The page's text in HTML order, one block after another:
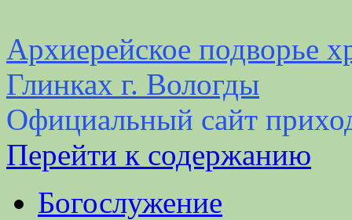
Архиерейское подворье
Глинках г. Вологды
Официальный сайт
Перейти к содержанию
Богослужение